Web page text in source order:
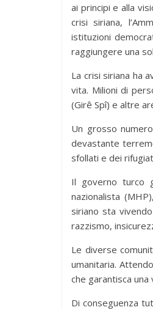
ai principi e alla
crisi siriana,
istituzioni
raggiungere una
La crisi siriana ha
vita. Milioni di
(Girê Spî) e altre
Un grosso
devastante
sfollati e dei
Il governo turco
nazionalista
siriano sta
razzismo,
Le diverse
umanitaria.
che garantisca
Di conseguenza